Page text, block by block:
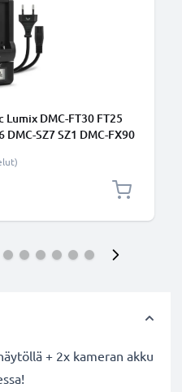
DMC-FT30 FT25
DMC-SZ7 SZ1 DMC-FX90
+ 2x kameran akku